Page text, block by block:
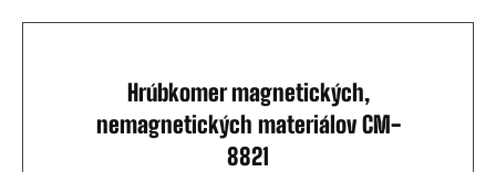
Hrúbkomer magnetických,
nemagnetických materiálov CM-
8821